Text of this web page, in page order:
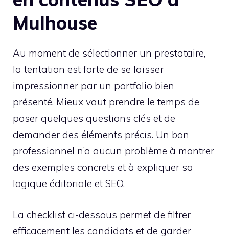
Mulhouse
Au moment de sélectionner un prestataire,
la tentation est forte de se laisser
impressionner par un portfolio bien
présenté. Mieux vaut prendre le temps de
poser quelques questions clés et de
demander des éléments précis. Un bon
professionnel n’a aucun problème à montrer
des exemples concrets et à expliquer sa
logique éditoriale et SEO.
La checklist ci-dessous permet de filtrer
efficacement les candidats et de garder